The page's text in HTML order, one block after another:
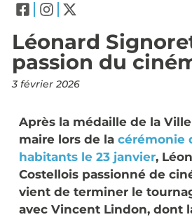
Léonard
passion du
3 février 2026
Après la médaille de la
maire lors de la cérémonie
habitants le 23 janvier,
Costellois passionné de
vient de terminer le
avec Vincent Lindon, dont